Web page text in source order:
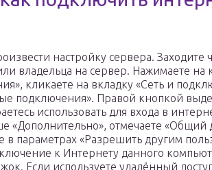
настройку сервера. Заходите
владельца на сервер. Нажимаете на
кликаете на вкладку «Сеть и
подключения». Правой кнопкой
использовать для входа в
«Дополнительно», отмечаете
в параметрах «Разрешить другим
к Интернету данного
Если используете удалённый